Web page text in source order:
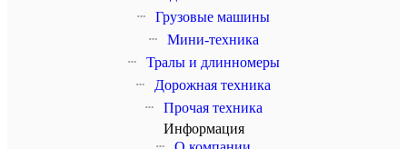
Грузовые машины
Мини-техника
Тралы и длинномеры
Дорожная техника
Прочая техника
Информация